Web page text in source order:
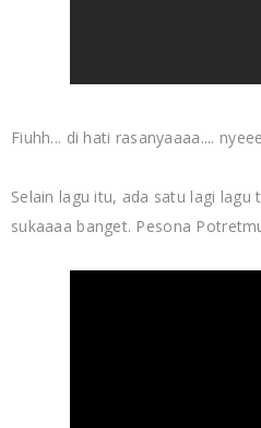
Fiuhh... di hati rasanyaaaa....
Selain lagu itu, ada satu lagi lagu
sukaaaa banget. Pesona